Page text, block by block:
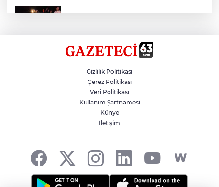
Siverek’te Mahmut Gülel Dönemi
Filistin Konvoyuna Coşkulu Karşılama
Gizlilik Politikası
Çerez Politikası
Veri Politikası
Kullanım Şartnamesi
Künye
İletişim